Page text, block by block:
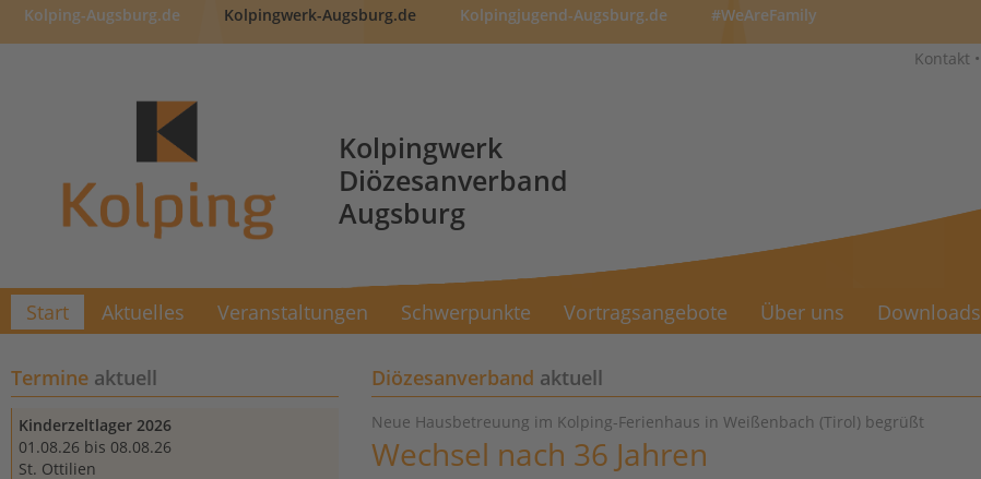
Kolping-Augsburg.de Kolpingwerk-Augsburg.de Kolpingjugend-Augsburg.de #WeAreFamily
Kontakt •
Kolpingwerk
Diözesanverband
Augsburg
Start Aktuelles Veranstaltungen Schwerpunkte Vortragsangebote Über uns Downloads
Termine aktuell
Kinderzeltlager 2026
01.08.26 bis 08.08.26
St. Ottilien
Diözesanverband aktuell
Neue Hausbetreuung im Kolping-Ferienhaus in Weißenbach (Tirol) begrüßt
Wechsel nach 36 Jahren